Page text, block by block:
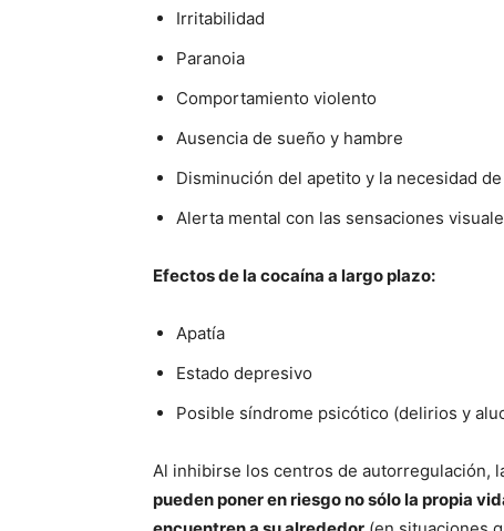
Irritabilidad
Paranoia
Comportamiento violento
Ausencia de sueño y hambre
Disminución del apetito y la necesidad
Alerta mental con las sensaciones
Efectos de la cocaína a largo plazo:
Apatía
Estado depresivo
Posible síndrome psicótico (delirios y
Al inhibirse los centros de autorregulación,
pueden poner en riesgo no sólo la propia